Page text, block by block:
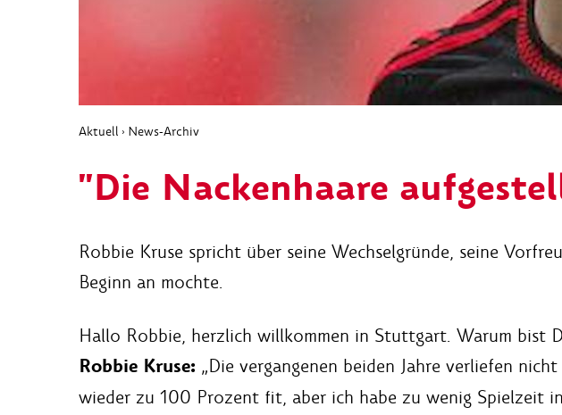
Aktuell › News-Archiv
"Die Nackenhaare
Robbie Kruse spricht über seine Wechselgründe, seine
Beginn an mochte.
Hallo Robbie, herzlich willkommen in Stuttgart. Warum bist
Robbie Kruse: „Die vergangenen beiden Jahre verliefen
wieder zu 100 Prozent fit, aber ich habe zu wenig Spielzeit